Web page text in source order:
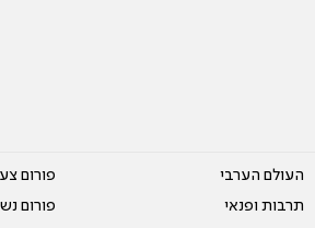
העולם הערבי
תרבות ופנאי
פורום
פורום